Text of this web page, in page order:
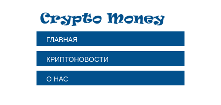
ГЛАВНАЯ
КРИПТОНОВОСТИ
О НАС